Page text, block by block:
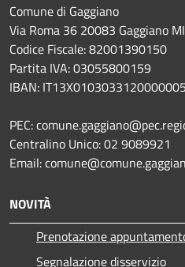
Comune di Gaggiano
Via Roma 36 20083 Gaggiano
Codice Fiscale: 82001390150
Partita IVA: 03055800159
IBAN:
PEC:
Centralino Unico: 02 9089921
Email:
NOVITÀ
Prenotazione
Segnalazione disservizio